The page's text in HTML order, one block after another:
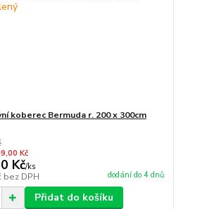
koberec Bermuda r. 200 x 300cm
Kč
Kč/ks
bez DPH dodání do 4 dnů
Přidat do košíku